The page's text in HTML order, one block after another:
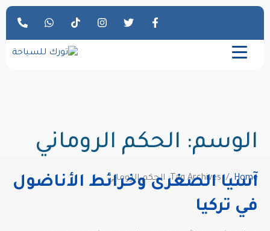
الوسم: الحكم الروماني
Home Tag Archives: الحكم الروماني
آسيا الصغرى وخرائط الأناضول
في تركيا